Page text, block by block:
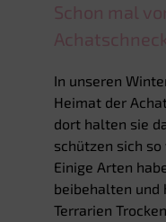
Schon mal
In unseren
Heimat der
dort halten sie
schützen sich
Einige Arten
beibehalten und
Terrarien